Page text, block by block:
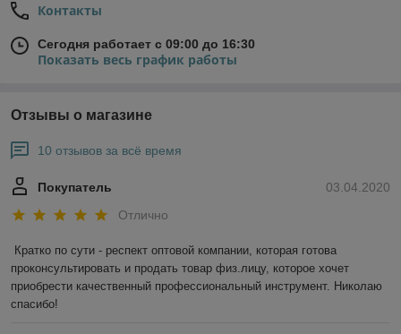
Контакты
Сегодня работает с 09:00 до 16:30
Показать весь график работы
Отзывы о магазине
10 отзывов за всё время
03.04.2020
Покупатель
Отлично
Кратко по сути - респект оптовой компании, которая готова
проконсультировать и продать товар физ.лицу, которое хочет
приобрести качественный профессиональный инструмент. Николаю
спасибо!